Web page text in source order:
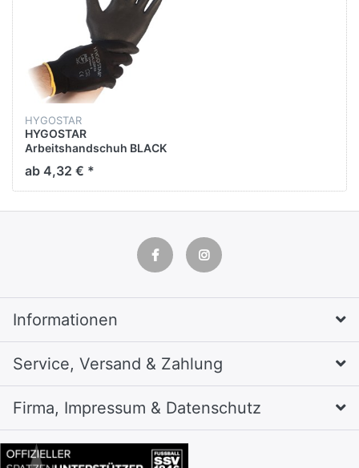
HYGOSTAR
HYGOSTAR
Arbeitshandschuh BLACK
ACE 33933 Polyester XL
sw 12Paar
ab 4,32 € *
Informationen
Service, Versand & Zahlung
Firma, Impressum & Datenschutz